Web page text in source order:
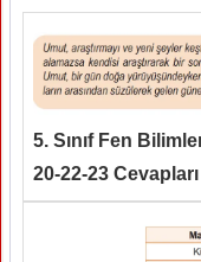
5. Sınıf Fen
20-22-23